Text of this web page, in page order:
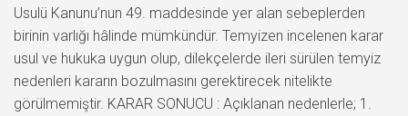
Usulü Kanunu’nun 49. maddesinde yer alan sebeplerden
birinin varlığı hâlinde mümkündür. Temyizen incelenen karar
usul ve hukuka uygun olup, dilekçelerde ileri sürülen temyiz
nedenleri kararın bozulmasını gerektirecek nitelikte
görülmemiştir. KARAR SONUCU : Açıklanan nedenlerle; 1.